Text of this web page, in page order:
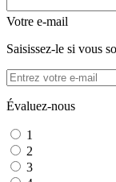
Votre e-mail
Saisissez-le si vous
Évaluez-nous
1
2
3